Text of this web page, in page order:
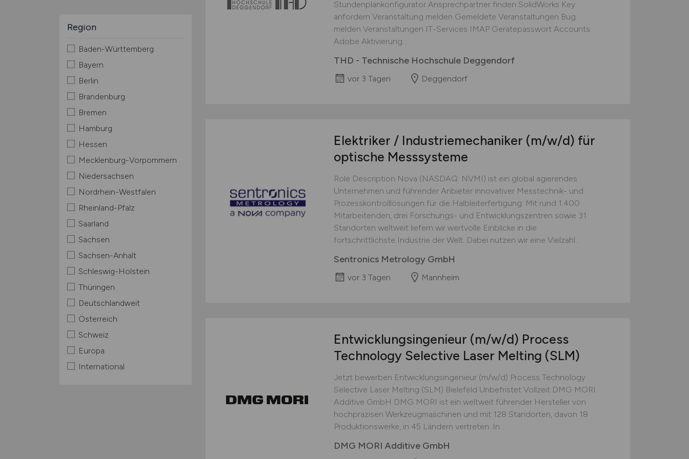
Region
Baden-Württemberg
Bayern
Berlin
Brandenburg
Bremen
Hamburg
Hessen
Mecklenburg-Vorpommern
Niedersachsen
Nordrhein-Westfalen
Rheinland-Pfalz
Saarland
Sachsen
Sachsen-Anhalt
Schleswig-Holstein
Thüringen
Deutschlandweit
Österreich
Schweiz
Europa
International
Stundenplankonfigurator Ansprechpartner finden SolidWorks Key
anfordern Veranstaltung melden Gemeldete Veranstaltungen Bug
melden Veranstaltungen IT-Services IMAP Gerätepasswort Accounts
Adobe Aktivierung...
THD - Technische Hochschule Deggendorf
vor 3 Tagen Deggendorf
Elektriker / Industriemechaniker (m/w/d) für
optische Messsysteme
Role Description Nova (NASDAQ: NVMI) ist ein global agierendes
Unternehmen und führender Anbieter innovativer Messtechnik- und
Prozesskontrolllösungen für die Halbleiterfertigung. Mit rund 1.400
Mitarbeitenden, drei Forschungs- und Entwicklungszentren sowie 31
Standorten weltweit liefern wir wertvolle Einblicke in die
fortschrittlichste Industrie der Welt. Dabei nutzen wir eine Vielzahl...
Sentronics Metrology GmbH
vor 3 Tagen Mannheim
Entwicklungsingenieur (m/w/d) Process
Technology Selective Laser Melting (SLM)
Jetzt bewerben Entwicklungsingenieur (m/w/d) Process Technology
Selective Laser Melting (SLM) Bielefeld Unbefristet Vollzeit DMG MORI
Additive GmbH DMG MORI ist ein weltweit führender Hersteller von
hochpräzisen Werkzeugmaschinen und mit 128 Standorten, davon 18
Produktionswerke, in 45 Ländern vertreten. In...
DMG MORI Additive GmbH